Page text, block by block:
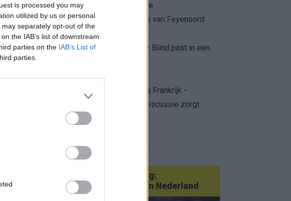
is processed you may
utilized by us or personal
separately opt-out of the
the IAB’s list of downstream
parties on the IAB’s List of
parties.
Go
18.
onderstreept de stevige
onderhandelingspositie van Feyenoord
De terugkeer van Daley Blind past in een
Waarom de arbitrage bij Frankrijk -
Marokko voor zoveel discussie zorgt
Van Götze tot Sterling:
statementtransfers in Nederland